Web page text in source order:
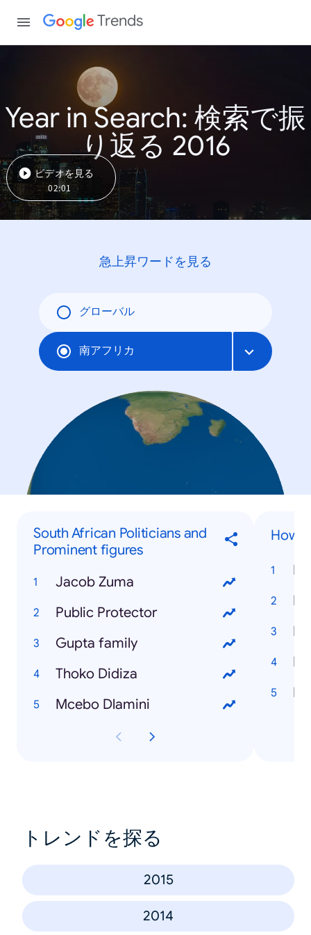
Trends
Year in Search: 検索で振
り返る 2016
ビデオを見る
02:01
急上昇ワードを見る
グローバル
南アフリカ
South African Politicians and
Prominent figures
Jacob Zuma
Public Protector
Gupta family
Thoko Didiza
Mcebo Dlamini
How
トレンドを探る
2015
2014